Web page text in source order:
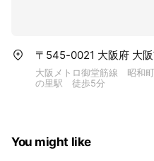
〒545-0021 大阪府 大
大阪メトロ御堂筋線 昭和
の里駅 徒歩5分
You might like